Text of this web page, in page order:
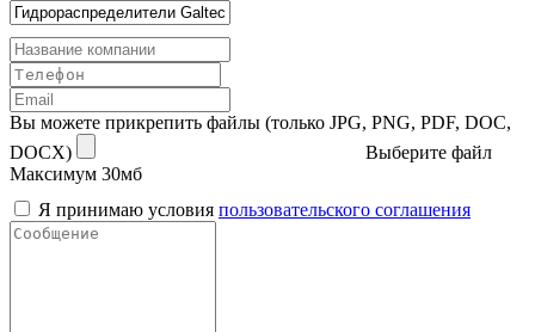
Вы можете прикрепить файлы (только JPG, PNG, PDF, DOC,
DOCX)
Выберите файл
Максимум 30мб
Я принимаю условия пользовательского соглашения